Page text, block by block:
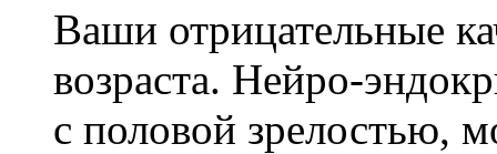
Ваши отрицательные
возраста. Нейро-
с половой зрелостью,